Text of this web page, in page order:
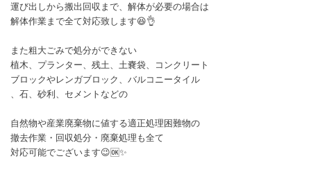
運び出しから搬出回収まで、解体が必要の場合は
解体作業まで全て対応致します😆👌
また粗大ごみで処分ができない
植木、プランター、残土、土嚢袋、コンクリート
ブロックやレンガブロック、バルコニータイル
、石、砂利、セメントなどの
自然物や産業廃棄物に値する適正処理困難物の
撤去作業・回収処分・廃棄処理も全て
対応可能でございます😉🆗✨